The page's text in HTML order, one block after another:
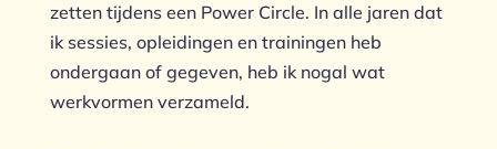
zetten tijdens een Power Circle. In alle jaren dat
ik sessies, opleidingen en trainingen heb
ondergaan of gegeven, heb ik nogal wat
werkvormen verzameld.